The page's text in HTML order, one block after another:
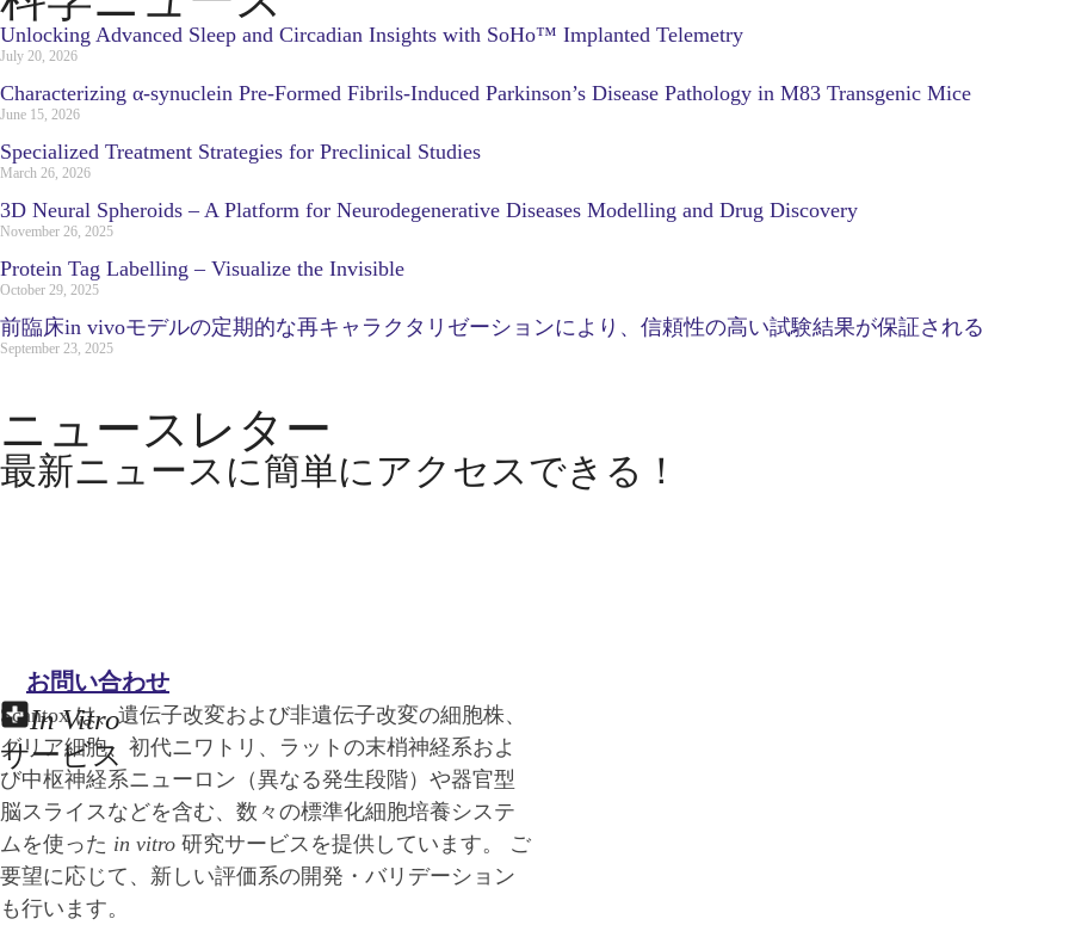
Unlocking Advanced Sleep and Circadian Insights with SoHo™ Implanted Telemetry
July 20, 2026
Characterizing α-synuclein Pre-Formed Fibrils-Induced Parkinson’s Disease Pathology in M83 Transgenic Mice
June 15, 2026
Specialized Treatment Strategies for Preclinical Studies
March 26, 2026
3D Neural Spheroids – A Platform for Neurodegenerative Diseases Modelling and Drug Discovery
November 26, 2025
Protein Tag Labelling – Visualize the Invisible
October 29, 2025
前臨床in vivoモデルの定期的な再キャラクタリゼーションにより、信頼性の高い試験結果が保証される
September 23, 2025
ニュースレター
最新ニュースに簡単にアクセスできる！
お問い合わせ
In Vitro
サービス
Scantox は、遺伝子改変および非遺伝子改変の細胞株、
グリア細胞、初代ニワトリ、ラットの末梢神経系およ
び中枢神経系ニューロン（異なる発生段階）や器官型
脳スライスなどを含む、数々の標準化細胞培養システ
ムを使った in vitro 研究サービスを提供しています。 ご
要望に応じて、新しい評価系の開発・バリデーション
も行います。